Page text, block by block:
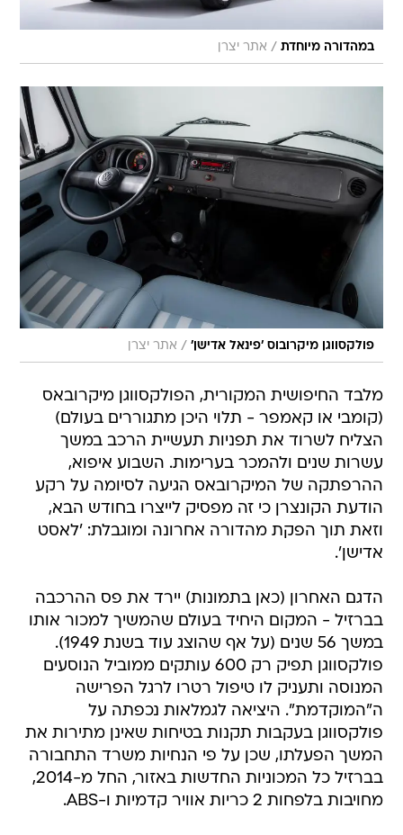
במהדורה מיוחדת / אתר יצרן
פולקסווגן מיקרובוס 'פינאל אדישן' / אתר יצרן
מלבד החיפושית המקורית, הפולקסווגן מיקרובאס
(קומבי או קאמפר - תלוי היכן מתגוררים בעולם)
הצליח לשרוד את תפניות תעשיית הרכב במשך
עשרות שנים ולהמכר בערימות. השבוע איפוא,
ההרפתקה של המיקרובאס הגיעה לסיומה על רקע
הודעת הקונצרן כי זה מפסיק לייצרו בחודש הבא,
וזאת תוך הפקת מהדורה אחרונה ומוגבלת: 'לאסט
אדישן'.
הדגם האחרון (כאן בתמונות) יירד את פס ההרכבה
בברזיל - המקום היחיד בעולם שהמשיך למכור אותו
במשך 56 שנים (על אף שהוצג עוד בשנת 1949).
פולקסווגן תפיק רק 600 עותקים ממוביל הנוסעים
המנוסה ותעניק לו טיפול רטרו לרגל הפרישה
ה"המוקדמת". היציאה לגמלאות נכפתה על
פולקסווגן בעקבות תקנות בטיחות שאינן מתירות את
המשך הפעלתו, שכן על פי הנחיות משרד התחבורה
בברזיל כל המכוניות החדשות באזור, החל מ-2014,
מחויבות בלפחות 2 כריות אוויר קדמיות ו-ABS.